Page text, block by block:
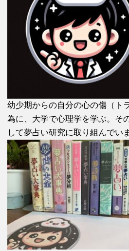
幼少期からの自分の心の傷（ト
為に、大学で心理学を学ぶ。そ
して夢占い研究に取り組んでい